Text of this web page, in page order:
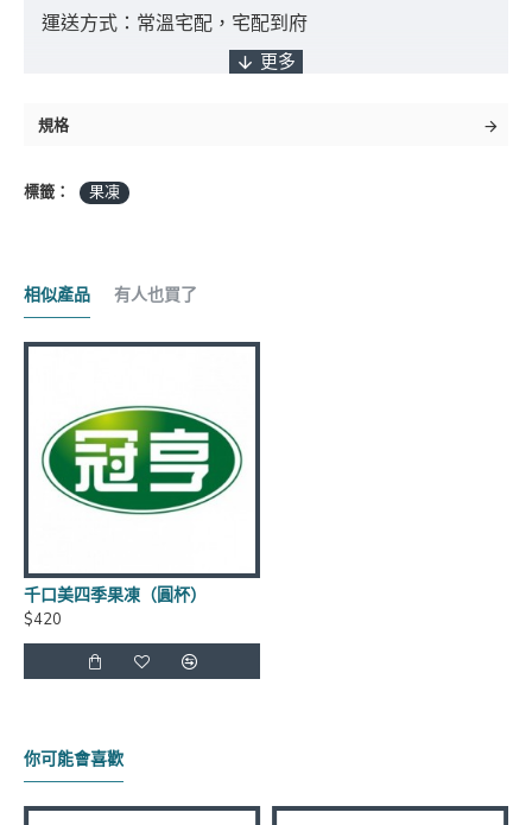
運送方式：常溫宅配，宅配到府
付款方式：ATM轉帳 / 貨到付款 / 臨櫃匯款
*採匯款付款之客戶，商品將於確認入帳後3
到貨日期：於出貨日後3日至7日
商品有效期限：客戶收到之商品距有效日期前90天以
續費另計60元~120元
保存方式：常溫
規格
標籤： 果凍
相似產品 有人也買了
千口美四季果凍（圓杯）
$420
你可能會喜歡